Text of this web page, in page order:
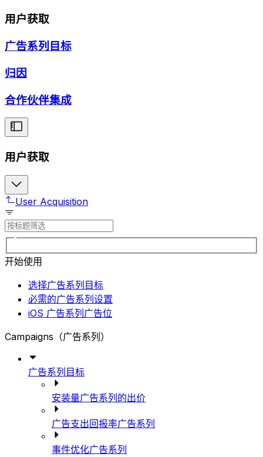
用户获取
广告系列目标
归因
合作伙伴集成
用户获取
User Acquisition
开始使用
选择广告系列目标
必需的广告系列设置
iOS 广告系列广告位
Campaigns（广告系列）
广告系列目标
安装量广告系列的出价
广告支出回报率广告系列
事件优化广告系列